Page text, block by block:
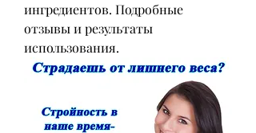
ингредиентов. Подробные
отзывы и результаты
использования.